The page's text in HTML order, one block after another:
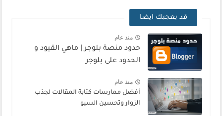
قد يعجبك ايضا
منذ عام
حدود منصة بلوجر | ماهي القيود و
الحدود على بلوجر
منذ عام
أفضل ممارسات كتابة المقالات لجذب
الزوار وتحسين السيو